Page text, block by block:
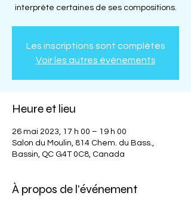
interprète certaines de ses compositions.
Les inscriptions sont complètes
Voir les autres événements
Heure et lieu
26 mai 2023, 17 h 00 – 19 h 00
Salon du Moulin, 814 Chem. du Bass.,
Bassin, QC G4T 0C8, Canada
À propos de l'événement